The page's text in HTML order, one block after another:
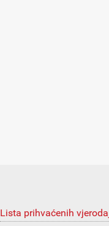
Lista prihvaćenih